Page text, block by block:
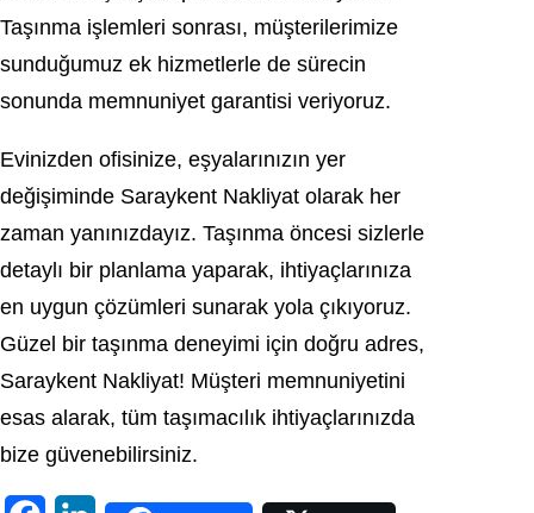
Taşınma işlemleri sonrası, müşterilerimize
sunduğumuz ek hizmetlerle de sürecin
sonunda memnuniyet garantisi veriyoruz.
Evinizden ofisinize, eşyalarınızın yer
değişiminde Saraykent Nakliyat olarak her
zaman yanınızdayız. Taşınma öncesi sizlerle
detaylı bir planlama yaparak, ihtiyaçlarınıza
en uygun çözümleri sunarak yola çıkıyoruz.
Güzel bir taşınma deneyimi için doğru adres,
Saraykent Nakliyat! Müşteri memnuniyetini
esas alarak, tüm taşımacılık ihtiyaçlarınızda
bize güvenebilirsiniz.